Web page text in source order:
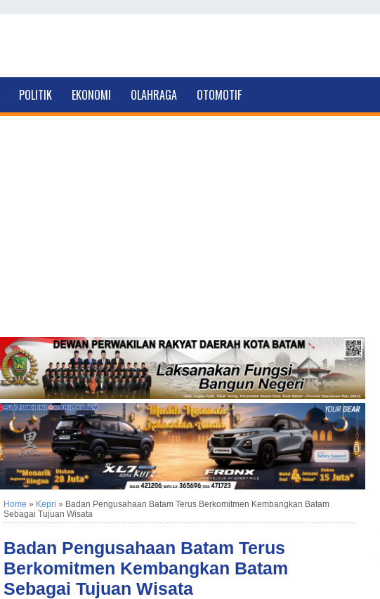
POLITIK EKONOMI OLAHRAGA OTOMOTIF
Home » Kepri » Badan Pengusahaan Batam Terus Berkomitmen Kembangkan Batam
Sebagai Tujuan Wisata
Badan Pengusahaan Batam Terus
Berkomitmen Kembangkan Batam
Sebagai Tujuan Wisata